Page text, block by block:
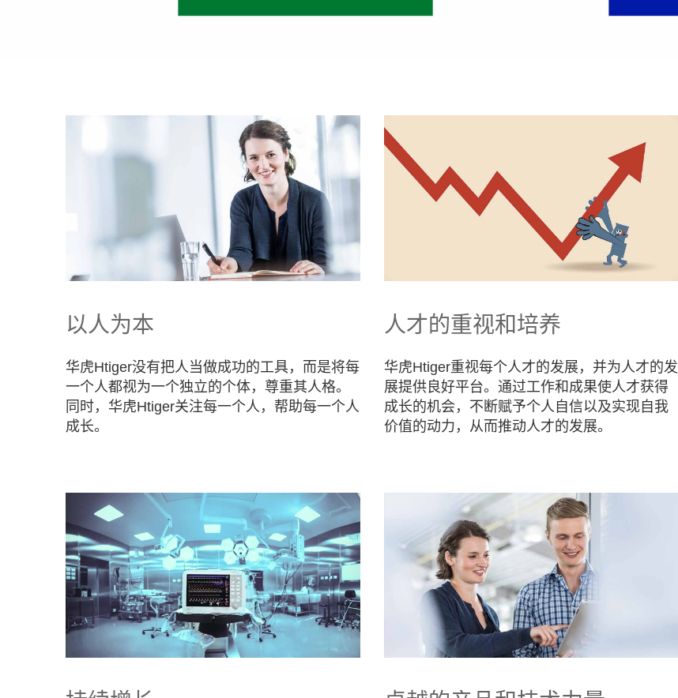
以人为本
华虎Htiger没有把人当做成功的工具，而是将每
一个人都视为一个独立的个体，尊重其人格。
同时，华虎Htiger关注每一个人，帮助每一个人
成长。
人才的重视和培养
华虎Htiger重视每个人才的发展，并为人才的发
展提供良好平台。通过工作和成果使人才获得
成长的机会，不断赋予个人自信以及实现自我
价值的动力，从而推动人才的发展。